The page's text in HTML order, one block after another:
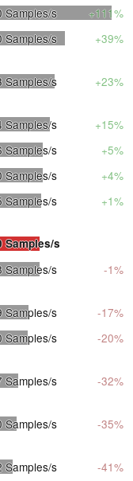
Samples/s
+111%
Samples/s +39%
Samples/s +23%
Samples/s
+15%
Samples/s
+5%
Samples/s
+4%
Samples/s +1%
Samples/s
Samples/s -1%
Samples/s
-17%
Samples/s -20%
Samples/s -32%
Samples/s -35%
Samples/s -41%